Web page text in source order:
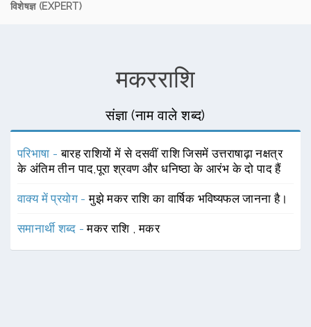
विशेषज्ञ (EXPERT)
मकरराशि
संज्ञा (नाम वाले शब्द)
परिभाषा -बारह राशियों में से दसवीं राशि जिसमें उत्तराषाढ़ा नक्षत्र
के अंतिम तीन पाद,पूरा श्रवण और धनिष्ठा के आरंभ के दो पाद हैं
वाक्य में प्रयोग -मुझे मकर राशि का वार्षिक भविष्यफल जानना है।
समानार्थी शब्द -मकर राशि ,मकर